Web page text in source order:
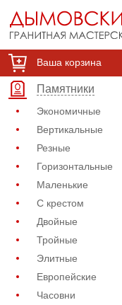
Ваша корзина
Памятники
Экономичные
Вертикальные
Резные
Горизонтальные
Маленькие
С крестом
Двойные
Тройные
Элитные
Европейские
Часовни